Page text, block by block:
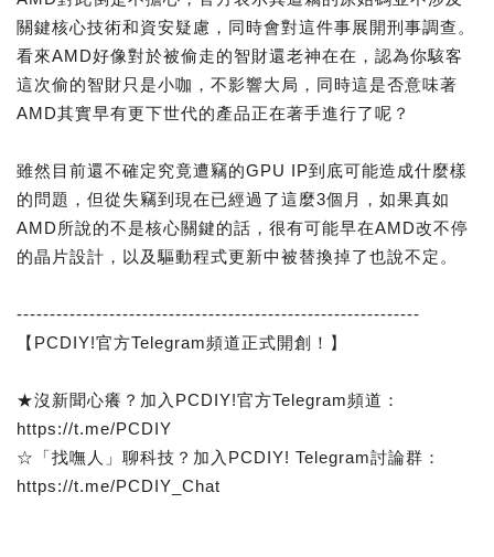
關鍵核心技術和資安疑慮，同時會對這件事展開刑事調查。
看來AMD好像對於被偷走的智財還老神在在，認為你駭客
這次偷的智財只是小咖，不影響大局，同時這是否意味著
AMD其實早有更下世代的產品正在著手進行了呢？
雖然目前還不確定究竟遭竊的GPU IP到底可能造成什麼樣
的問題，但從失竊到現在已經過了這麼3個月，如果真如
AMD所說的不是核心關鍵的話，很有可能早在AMD改不停
的晶片設計，以及驅動程式更新中被替換掉了也說不定。
-------------------------------------------------------------
【PCDIY!官方Telegram頻道正式開創！】
★沒新聞心癢？加入PCDIY!官方Telegram頻道：
https://t.me/PCDIY
☆「找嘸人」聊科技？加入PCDIY! Telegram討論群：
https://t.me/PCDIY_Chat